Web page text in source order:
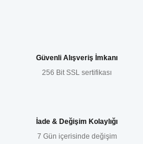
görüntülenemiyor.
pahalı.
Güvenli Alışveriş İmkanı
256 Bit SSL sertifikası
İade & Değişim Kolaylığı
7 Gün içerisinde değişim